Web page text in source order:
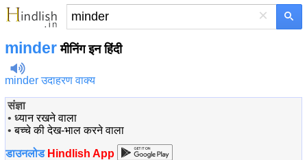
×
minder मीनिंग इन हिंदी
minder उदाहरण वाक्य
संज्ञा
• ध्यान रखने वाला
•बच्चे की देख-भाल करने वाला
डाउनलोड Hindlish App